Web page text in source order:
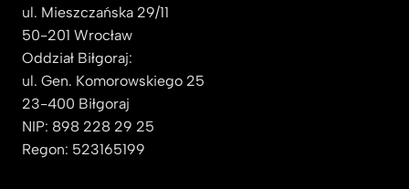
ul. Mieszczańska 29/11
50-201 Wrocław
Oddział Biłgoraj:
ul. Gen. Komorowskiego 25
23-400 Biłgoraj
NIP: 898 228 29 25
Regon: 523165199